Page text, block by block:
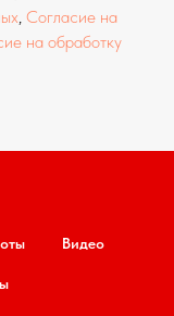
Согласие на
на обработку
Видео